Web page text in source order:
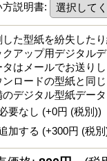
方説明書:
した型紙を紛失した
クアップ用デジタル
タはメールでお送りし
ンロードの型紙と同
のデジタル型紙デー
要なし (+0円 (税別))
加する (+300円 (税別